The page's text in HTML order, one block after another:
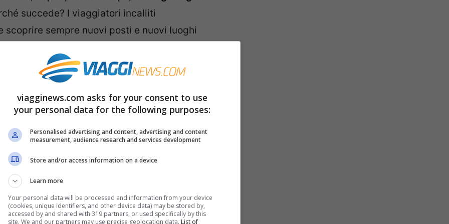
succede? I viaggiatori incalliti
sempre nuovi posti e nuovi luoghi
per noi così speciali che ci viene voglia di
che rendono quindi un posto più
noi, e ci viene voglia di tornare?
esperti di viaggio e si è scoperto perché
noi importanti e vogliamo tornare a
emotivo di alcune destinazioni, che sono
meravigliose e fanno sì che ci venga voglia
viagginews.com asks for your consent to use
your personal data for the following purposes:
Personalised advertising and content, advertising and content
measurement, audience research and services development
Store and/or access information on a device
Learn more
Your personal data will be processed and information from your device
(cookies, unique identifiers, and other device data) may be stored by,
accessed by and shared with 319 partners, or used specifically by this
site. We and our partners may use precise geolocation data. List of